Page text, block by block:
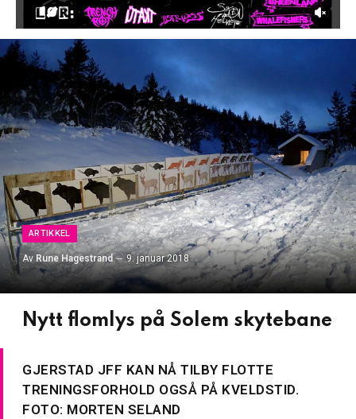
ARTIKKEL
Av Rune Hagestrand 9. januar 2018
Nytt flomlys på Solem skytebane
GJERSTAD JFF KAN NÅ TILBY FLOTTE
TRENINGSFORHOLD OGSÅ PÅ KVELDSTID.
FOTO: MORTEN SELAND